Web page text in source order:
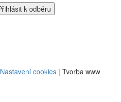
Nastavení cookies | Tvorba www